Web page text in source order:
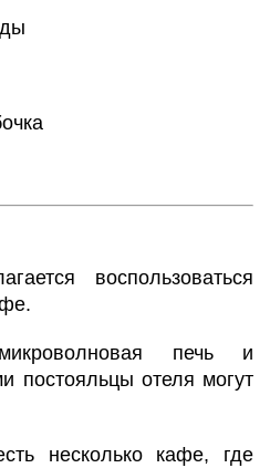
воспользоваться
печь и
постояльцы отеля могут
несколько кафе, где